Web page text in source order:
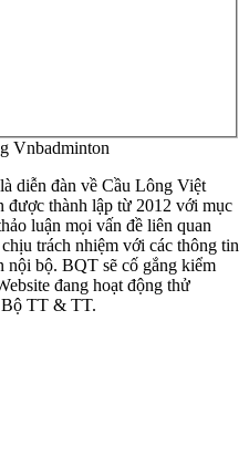
Vnbadminton
diễn đàn về Cầu Lông Việt
được thành lập từ 2012 với mục
luận mọi vấn đề liên quan
trách nhiệm với các thông tin
nội bộ. BQT sẽ cố gắng kiểm
đang hoạt động thử
Bộ TT & TT.